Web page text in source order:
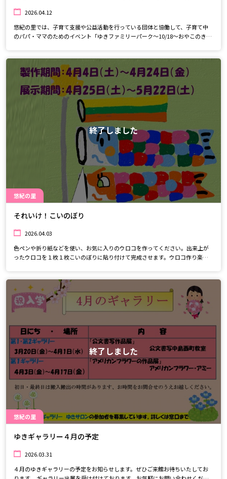
2026.04.12
悠紀の里では、子育て支援や公益活動を行っている団体と協働して、子育て中
のパパ・ママのためのイベント「ゆきファミリーパーク～10/18～おやこのきね
悠紀の里
終了しました
それいけ！こいのぼり
2026.04.03
色ペンや折り紙などを使い、お気に入りのウロコを作ってください。出来上が
ったウロコを１枚１枚こいのぼりに貼り付けて完成させます。ウロコ作り楽し
悠紀の里
終了しました
ゆきギャラリー４月の予定
2026.03.31
４月のゆきギャラリーの予定をお知らせします。ぜひご来館お待ちいたしてお